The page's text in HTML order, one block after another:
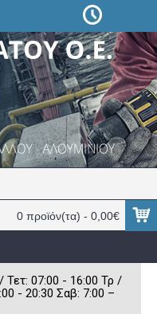
0 προϊόν(τα) - 0,00€
Τετ: 07:00 - 16:00 Τρ /
- 20:30 Σαβ: 7:00 –